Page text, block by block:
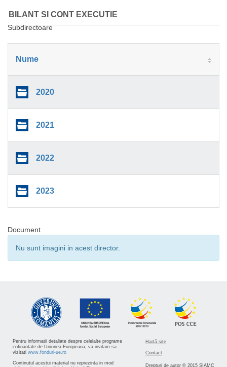
BILANT SI CONT EXECUTIE
Subdirectoare
Nume
2020
2021
2022
2023
Document
Nu sunt imagini in acest director.
Pentru informatii detaliate despre celelalte programe
cofinantate de Uniunea Europeana, va invitam sa
vizitati www.fonduri-ue.ro
Continutul acestui material nu reprezinta in mod
Hartă site
Contact
Drepturi de autor © 2015 SIAMC